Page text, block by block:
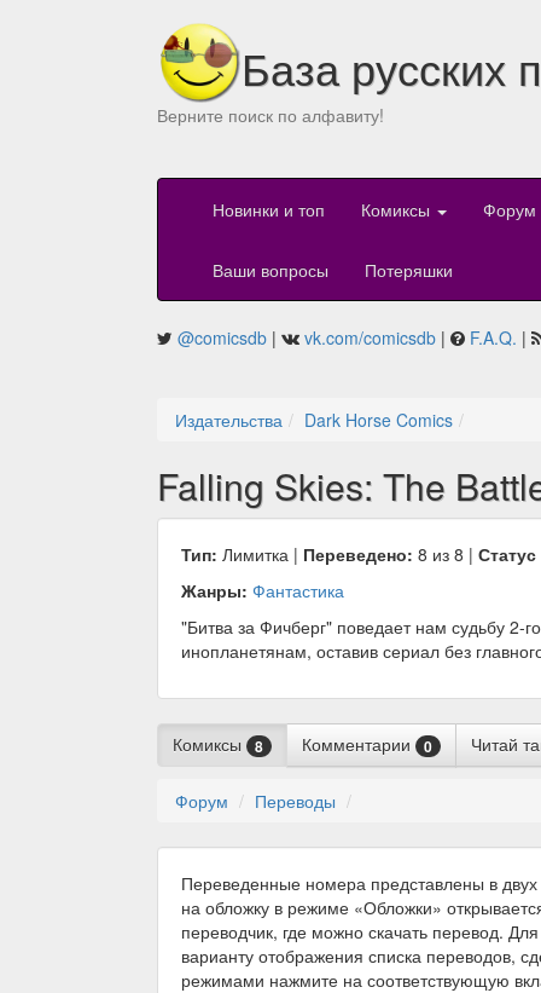
База русских
Верните поиск по алфавиту!
Новинки и топ Комиксы Форум
Ваши вопросы Потеряшки
@comicsdb | vk.com/comicsdb | F.A.Q. |
Издательства Dark Horse Comics
Falling Skies: The
Тип: Лимитка | Переведено: 8 из 8 |
Жанры: Фантастика
"Битва за Фичберг" поведает нам судьбу 2-
инопланетянам, оставив сериал без
Комиксы 8 Комментарии 0 Читай
Форум Переводы
Переведенные номера представлены в
на обложку в режиме «Обложки»
переводчик, где можно скачать перевод.
варианту отображения списка переводов,
режимами нажмите на соответствующую